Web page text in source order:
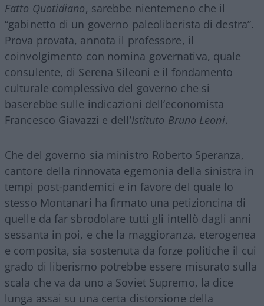
Fatto Quotidiano, sarebbe nientemeno che il
“gabinetto di un governo paleoliberista di destra”.
Prova provata, annota il professore, il
coinvolgimento con nomina governativa, quale
consulente, di Serena Sileoni e il fondamento
culturale complessivo del governo che si
baserebbe sulle indicazioni dell’economista
Francesco Giavazzi e dell’Istituto Bruno Leoni.
Che del governo sia ministro Roberto Speranza,
cantore della rinnovata egemonia della sinistra in
tempi post-pandemici e in favore del quale lo
stesso Montanari ha firmato una petizioncina di
quelle da far sbrodolare tutti gli intellò dagli anni
sessanta in poi, e che la maggioranza, eterogenea
e composita, sia sostenuta da forze politiche il cui
grado di liberismo potrebbe essere misurato sulla
scala che va da uno a Soviet Supremo, la dice
lunga assai su una certa distorsione della